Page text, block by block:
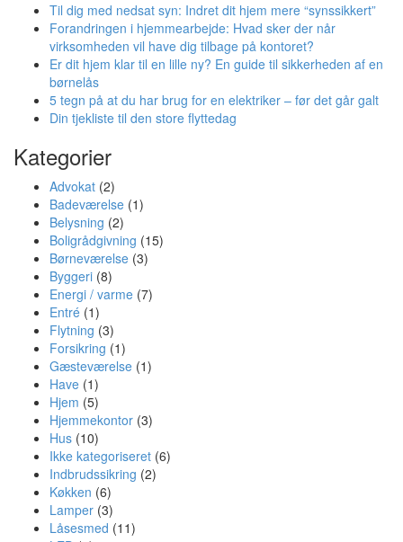
Til dig med nedsat syn: Indret dit hjem mere “synssikkert”
Forandringen i hjemmearbejde: Hvad sker der når
virksomheden vil have dig tilbage på kontoret?
Er dit hjem klar til en lille ny? En guide til sikkerheden af en
børnelås
5 tegn på at du har brug for en elektriker – før det går galt
Din tjekliste til den store flyttedag
Kategorier
Advokat (2)
Badeværelse (1)
Belysning (2)
Boligrådgivning (15)
Børneværelse (3)
Byggeri (8)
Energi / varme (7)
Entré (1)
Flytning (3)
Forsikring (1)
Gæsteværelse (1)
Have (1)
Hjem (5)
Hjemmekontor (3)
Hus (10)
Ikke kategoriseret (6)
Indbrudssikring (2)
Køkken (6)
Lamper (3)
Låsesmed (11)